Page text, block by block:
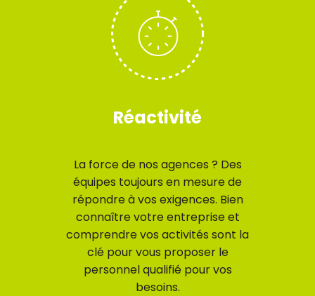
Réactivité
La force de nos agences ? Des
équipes toujours en mesure de
répondre à vos exigences. Bien
connaître votre entreprise et
comprendre vos activités sont la
clé pour vous proposer le
personnel qualifié pour vos
besoins.